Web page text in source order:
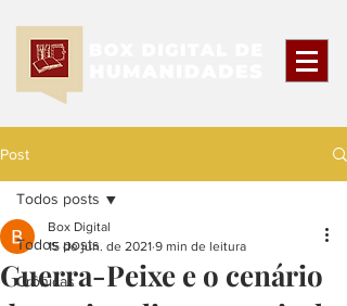
Post
Todos posts
Crônicas
Todos posts
Guerra-Peixe e o cenário
Box Digital
15 de jun. de 2021 9 min de leitura